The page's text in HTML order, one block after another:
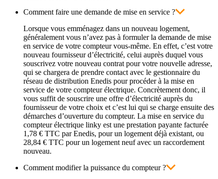
Comment faire une demande de mise en service ?
Lorsque vous emménagez dans un nouveau logement,
généralement vous n’avez pas à formuler la demande de mise
en service de votre compteur vous-même. En effet, c’est votre
nouveau fournisseur d’électricité, celui auprès duquel vous
souscrivez votre nouveau contrat pour votre nouvelle adresse,
qui se chargera de prendre contact avec le gestionnaire du
réseau de distribution Enedis pour procéder à la mise en
service de votre compteur électrique. Concrètement donc, il
vous suffit de souscrire une offre d’électricité auprès du
fournisseur de votre choix et c’est lui qui se charge ensuite des
démarches d’ouverture du compteur. La mise en service du
compteur électrique linky est une prestation payante facturée
1,78 € TTC par Enedis, pour un logement déjà existant, ou
28,84 € TTC pour un logement neuf avec un raccordement
nouveau.
Comment modifier la puissance du compteur ?